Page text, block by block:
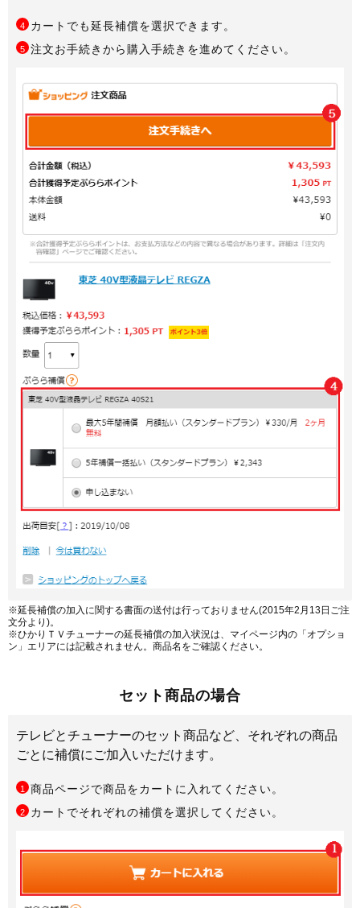
4 カートでも延長補償を選択できます。
5 注文お手続きから購入手続きを進めてください。
※延長補償の加入に関する書面の送付は行っておりません(2015年2月13日ご注
文分より)。
※ひかりＴＶチューナーの延長補償の加入状況は、マイページ内の「オプショ
ン」エリアには記載されません。商品名をご確認ください。
セット商品の場合
テレビとチューナーのセット商品など、それぞれの商品
ごとに補償にご加入いただけます。
1 商品ページで商品をカートに入れてください。
2 カートでそれぞれの補償を選択してください。